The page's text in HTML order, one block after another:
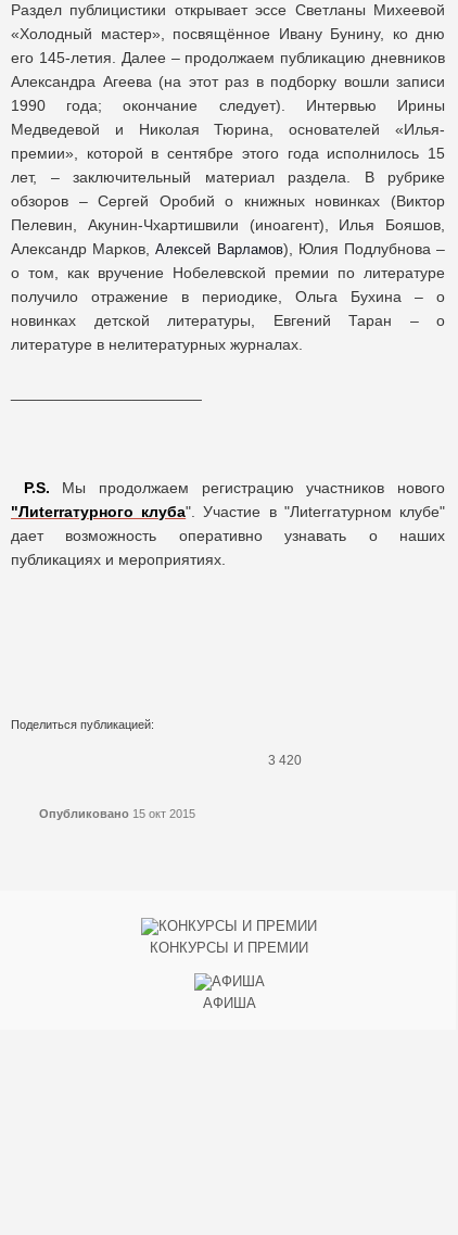
Раздел публицистики открывает эссе Светланы Михеевой
«Холодный мастер», посвящённое Ивану Бунину, ко дню
его 145-летия. Далее – продолжаем публикацию дневников
Александра Агеева (на этот раз в подборку вошли записи
1990 года; окончание следует). Интервью Ирины
Медведевой и Николая Тюрина, основателей «Илья-
премии», которой в сентябре этого года исполнилось 15
лет, – заключительный материал раздела. В рубрике
обзоров – Сергей Оробий о книжных новинках (Виктор
Пелевин, Акунин-Чхартишвили (иноагент), Илья Бояшов,
Александр Марков,Алексей Варламов), Юлия Подлубнова –
о том, как вручение Нобелевской премии по литературе
получило отражение в периодике, Ольга Бухина – о
новинках детской литературы, Евгений Таран – о
литературе в нелитературных журналах.
P.S. Мы продолжаем регистрацию участников нового
"Лиterraтурного клуба". Участие в "Лиterraтурном клубе"
дает возможность оперативно узнавать о наших
публикациях и мероприятиях.
Поделиться публикацией:
3 420
Опубликовано 15 окт 2015
КОНКУРСЫ И ПРЕМИИ
АФИША